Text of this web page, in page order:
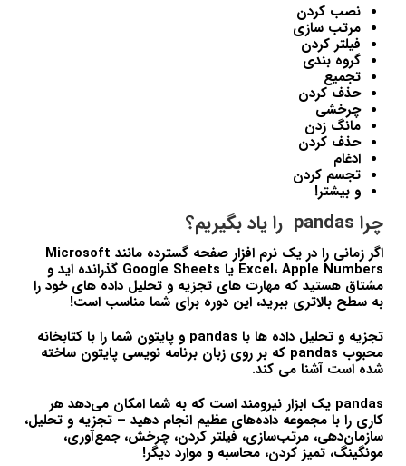
نصب کردن
مرتب سازی
فیلتر کردن
گروه بندی
تجمیع
حذف کردن
چرخشی
مانگ زدن
حذف کردن
ادغام
تجسم کردن
و بیشتر!
چرا pandas را یاد بگیریم؟
اگر زمانی را در یک نرم افزار صفحه گسترده مانند Microsoft
Excel، Apple Numbers یا Google Sheets گذرانده اید و
مشتاق هستید که مهارت های تجزیه و تحلیل داده های خود را
به سطح بالاتری ببرید، این دوره برای شما مناسب است!
تجزیه و تحلیل داده ها با pandas و پایتون شما را با کتابخانه
محبوب pandas که بر روی زبان برنامه نویسی پایتون ساخته
شده است آشنا می کند.
pandas یک ابزار نیرومند است که به شما امکان می‌دهد هر
کاری را با مجموعه داده‌های عظیم انجام دهید – تجزیه و تحلیل،
سازمان‌دهی، مرتب‌سازی، فیلتر کردن، چرخش، جمع‌آوری،
مونگینگ، تمیز کردن، محاسبه و موارد دیگر!